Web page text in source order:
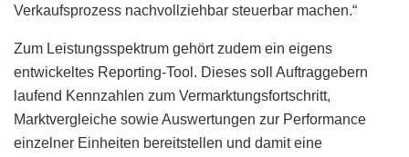
Verkaufsprozess nachvollziehbar steuerbar machen.“
Zum Leistungsspektrum gehört zudem ein eigens
entwickeltes Reporting-Tool. Dieses soll Auftraggebern
laufend Kennzahlen zum Vermarktungsfortschritt,
Marktvergleiche sowie Auswertungen zur Performance
einzelner Einheiten bereitstellen und damit eine